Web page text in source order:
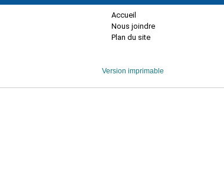
Accueil
Nous joindre
Plan du site
Version imprimable